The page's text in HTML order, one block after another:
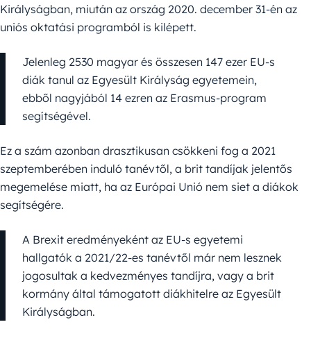
Királyságban, miután az ország 2020. december 31-én az
uniós oktatási programból is kilépett.
Jelenleg 2530 magyar és összesen 147 ezer EU-s
diák tanul az Egyesült Királyság egyetemein,
ebből nagyjából 14 ezren az Erasmus-program
segítségével.
Ez a szám azonban drasztikusan csökkeni fog a 2021
szeptemberében induló tanévtől, a brit tandíjak jelentős
megemelése miatt, ha az Európai Unió nem siet a diákok
segítségére.
A Brexit eredményeként az EU-s egyetemi
hallgatók a 2021/22-es tanévtől már nem lesznek
jogosultak a kedvezményes tandíjra, vagy a brit
kormány által támogatott diákhitelre az Egyesült
Királyságban.